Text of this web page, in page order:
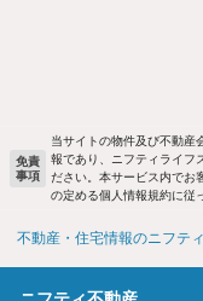
免責
事項
当サイトの物件及び不動産
報であり、ニフティライフ
ださい。本サービス内でお
の定める個人情報規約に従
不動産・住宅情報のニフテ